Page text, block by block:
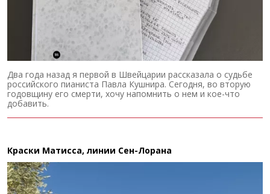
Два года назад я первой в Швейцарии рассказала о судьбе
российского пианиста Павла Кушнира. Сегодня, во вторую
годовщину его смерти, хочу напомнить о нем и кое-что
добавить.
Краски Матисса, линии Сен-Лорана